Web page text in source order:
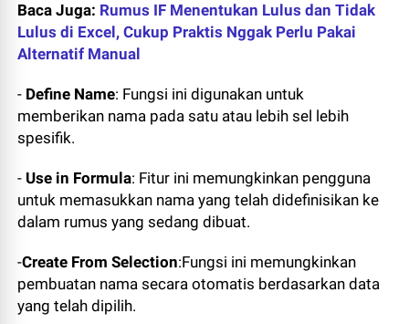
Baca Juga: Rumus IF Menentukan Lulus dan Tidak
Lulus di Excel, Cukup Praktis Nggak Perlu Pakai
Alternatif Manual
- Define Name: Fungsi ini digunakan untuk
memberikan nama pada satu atau lebih sel lebih
spesifik.
- Use in Formula: Fitur ini memungkinkan pengguna
untuk memasukkan nama yang telah didefinisikan ke
dalam rumus yang sedang dibuat.
-Create From Selection:Fungsi ini memungkinkan
pembuatan nama secara otomatis berdasarkan data
yang telah dipilih.